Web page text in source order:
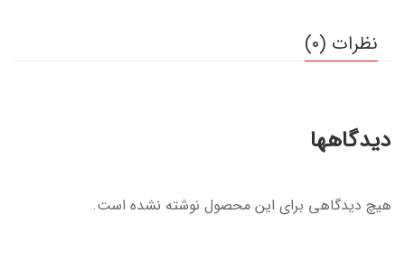
نظرات (0)
دیدگاهها
هیچ دیدگاهی برای این محصول نوشته نشده است.